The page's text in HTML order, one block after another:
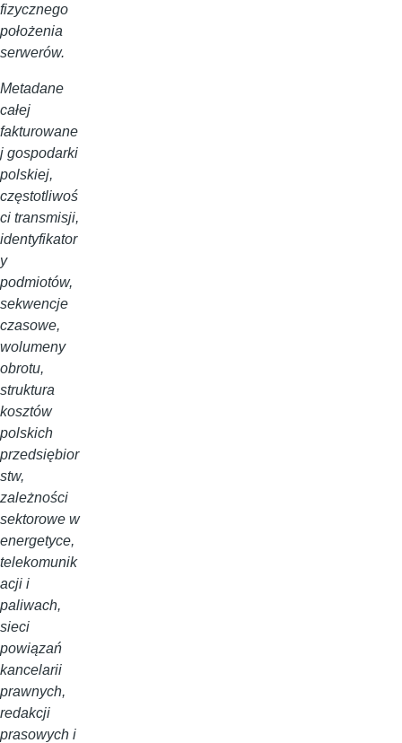
fizycznego
położenia
serwerów.
Metadane
całej
fakturowane
j gospodarki
polskiej,
częstotliwoś
ci transmisji,
identyfikator
y
podmiotów,
sekwencje
czasowe,
wolumeny
obrotu,
struktura
kosztów
polskich
przedsiębior
stw,
zależności
sektorowe w
energetyce,
telekomunik
acji i
paliwach,
sieci
powiązań
kancelarii
prawnych,
redakcji
prasowych i